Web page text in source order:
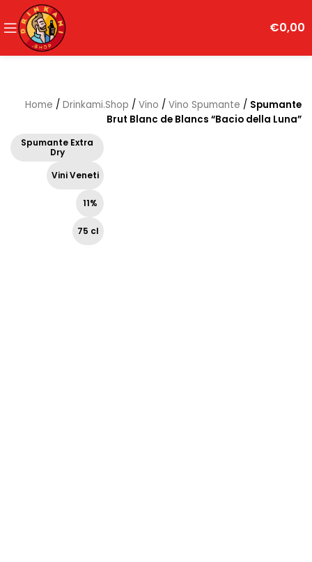
€0,00
Home / Drinkami.Shop / Vino / Vino Spumante / Spumante
Brut Blanc de Blancs “Bacio della Luna”
Spumante Extra
Dry
Vini Veneti
11%
75 cl